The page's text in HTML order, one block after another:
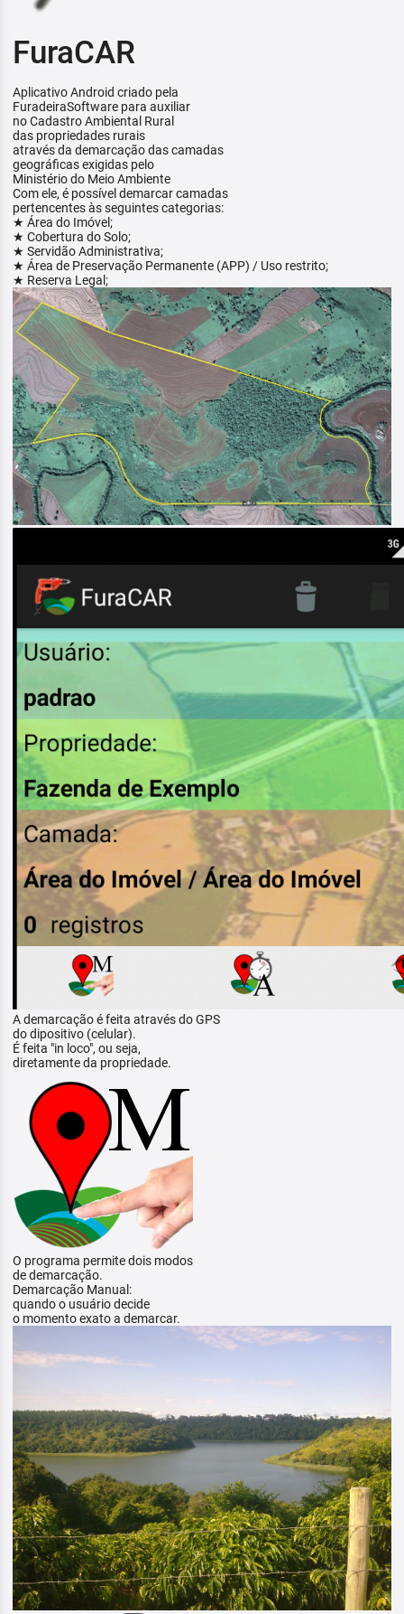
FuraCAR
Aplicativo Android criado pela
FuradeiraSoftware para auxiliar
no Cadastro Ambiental Rural
das propriedades rurais
através da demarcação das camadas
geográficas exigidas pelo
Ministério do Meio Ambiente
Com ele, é possível demarcar camadas
pertencentes às seguintes categorias:
★ Área do Imóvel;
★ Cobertura do Solo;
★ Servidão Administrativa;
★ Área de Preservação Permanente (APP) / Uso restrito;
★ Reserva Legal;
A demarcação é feita através do GPS
do dipositivo (celular).
É feita "in loco", ou seja,
diretamente da propriedade.
O programa permite dois modos
de demarcação.
Demarcação Manual:
quando o usuário decide
o momento exato a demarcar.